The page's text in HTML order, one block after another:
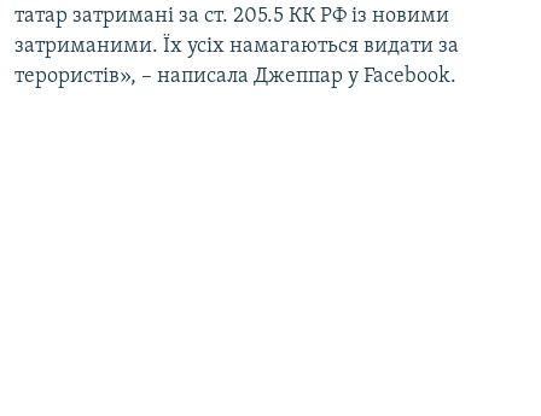
татар затримані за ст. 205.5 КК РФ із новими
затриманими. Їх усіх намагаються видати за
терористів», – написала Джеппар у Facebook.